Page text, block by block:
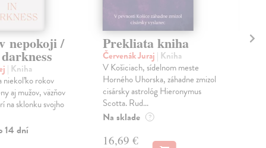
nepokoji /
| Kniha
niekoľko rokov
aj mužov, väzňov
na sklonku svojho
14 dní
Prekliata kniha
Červenák Juraj | Kniha
V Košiciach, sídelnom meste
Horného Uhorska, záhadne zmizol
cisársky astrológ Hieronymus
Scotta. Rud...
Na sklade ?
16,69 €